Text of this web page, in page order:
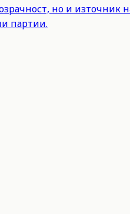
но и източник
партии.